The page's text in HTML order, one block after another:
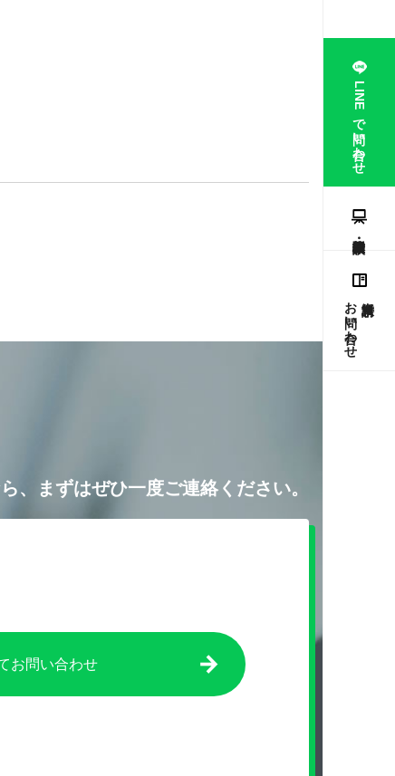
LINEで問い合わせ
お問い合わせ
、まずはぜひ一度ご連絡ください。
お問い合わせ